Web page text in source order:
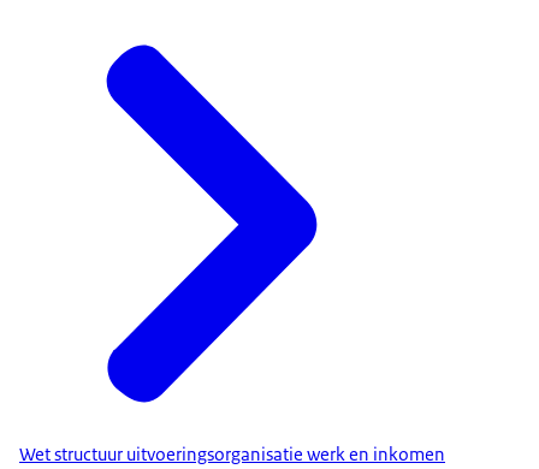
Wet structuur uitvoeringsorganisatie werk en inkomen